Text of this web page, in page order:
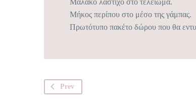
Μαλακό λάστιχο στο τελείωμα.
Μήκος περίπου στο μέσο της γάμπας.
Πρωτότυπο πακέτο δώρου που θα
Prev